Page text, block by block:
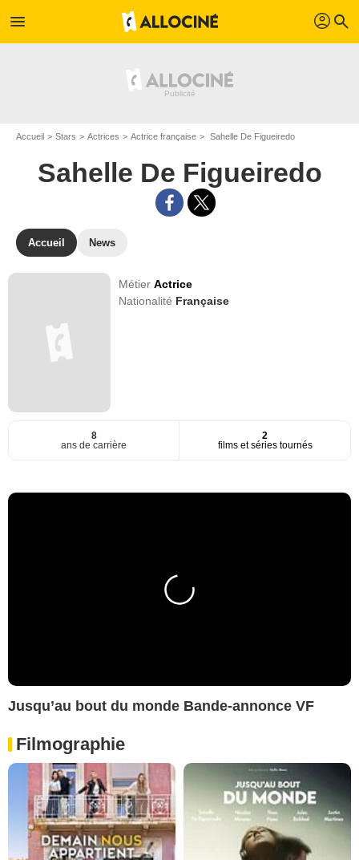
menu profil search
Accueil Stars Actrices Actrice française Sahelle De Figueiredo
Sahelle De Figueiredo
Accueil News
MétierActrice
Nationalité Française
8
ans de carrière
2
films et séries tournés
Jusqu’au bout du monde Bande-annonce VF
Filmographie